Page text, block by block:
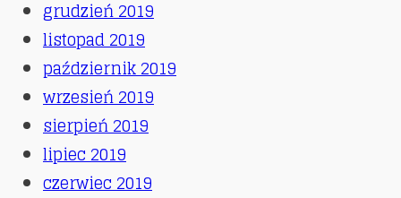
grudzień 2019
listopad 2019
październik 2019
wrzesień 2019
sierpień 2019
lipiec 2019
czerwiec 2019